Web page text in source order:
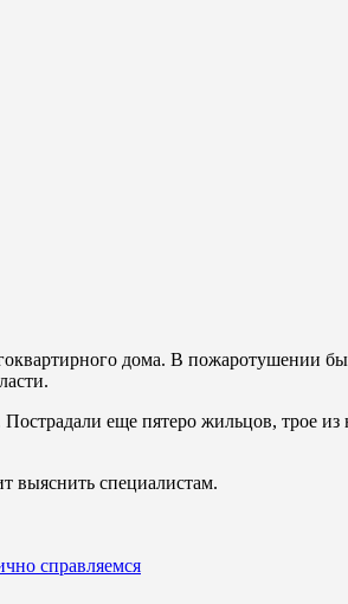
дома. В пожаротушении
еще пятеро жильцов, трое
выяснить специалистам.
справляемся